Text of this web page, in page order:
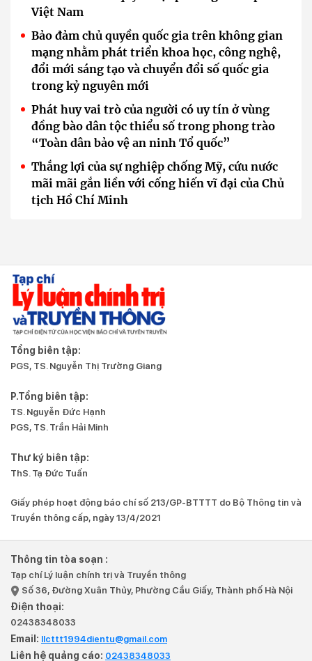
Việt Nam
Bảo đảm chủ quyền quốc gia trên không gian
mạng nhằm phát triển khoa học, công nghệ,
đổi mới sáng tạo và chuyển đổi số quốc gia
trong kỷ nguyên mới
Phát huy vai trò của người có uy tín ở vùng
đồng bào dân tộc thiểu số trong phong trào
“Toàn dân bảo vệ an ninh Tổ quốc”
Thắng lợi của sự nghiệp chống Mỹ, cứu nước
mãi mãi gắn liền với cống hiến vĩ đại của Chủ
tịch Hồ Chí Minh
Tổng biên tập:
PGS, TS. Nguyễn Thị Trường Giang
P.Tổng biên tập:
TS. Nguyễn Đức Hạnh
PGS, TS. Trần Hải Minh
Thư ký biên tập:
ThS. Tạ Đức Tuấn
Giấy phép hoạt động báo chí số 213/GP-BTTTT do Bộ Thông tin và
Truyền thông cấp, ngày 13/4/2021
Thông tin tòa soạn :
Tạp chí Lý luận chính trị và Truyền thông
Số 36, Đường Xuân Thủy, Phường Cầu Giấy, Thành phố Hà Nội
Điện thoại:
02438348033
Email: llcttt1994dientu@gmail.com
Liên hệ quảng cáo: 02438348033